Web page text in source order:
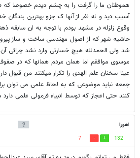
هموطنان ما را گرفت را به چشم دیدم خصوصا که
آسیب دید و نه نفر از آنها ک جزو بهترین بندگان
وقوع زلزله در مشهد بودم با توجه به ان سابقه
حاشیه شهر که از اصول مهندسی ساخت و ساز
شد ولی الحمدلله هیچ خسارتی وارد نشد چرائی آن
موسوی موافقم اما همان مردم همانها که در
عینا سخنان علم الهدی را تکرار میکنند من قبول
جمعه نباید موضوعی که به لحاظ علمی می توان
کنند حتی اعجاز که توسط انبیاء فرمولی علمی دارد
اهورا
132
7